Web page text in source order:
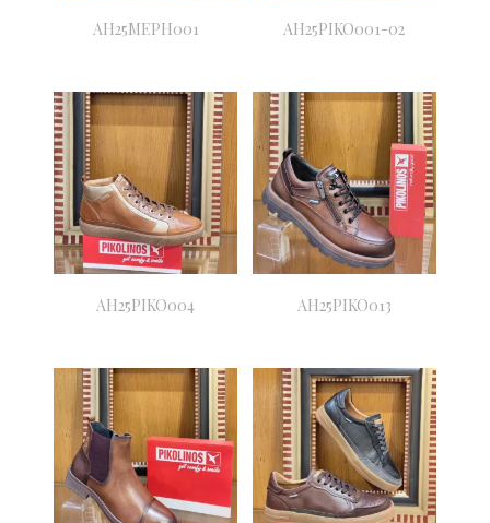
AH25MEPH001 AH25PIKO001-02
AH25PIKO004 AH25PIKO013